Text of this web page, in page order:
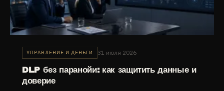
УПРАВЛЕНИЕ И ДЕНЬГИ 31 июля 2026
DLP без паранойи: как защитить данные и
доверие